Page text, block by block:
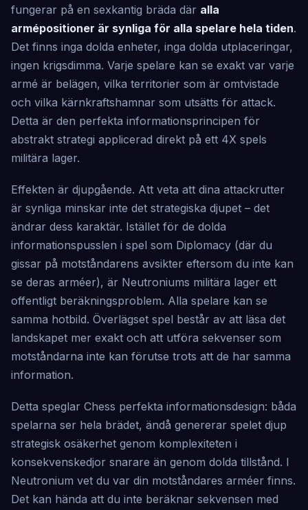
fungerar på en sexkantig bräda där alla
armépositioner är synliga för alla spelare hela tiden.
Det finns inga dolda enheter, inga dolda utplaceringar,
ingen krigsdimma. Varje spelare kan se exakt var varje
armé är belägen, vilka territorier som är omtvistade
och vilka kärnkraftshamnar som utsätts för attack.
Detta är den perfekta informationsprincipen för
abstrakt strategi applicerad direkt på ett 4X spels
militära lager.
Effekten är djupgående. Att veta att dina attackrutter
är synliga minskar inte det strategiska djupet – det
ändrar dess karaktär. Istället för de dolda
informationspusslen i spel som Diplomacy (där du
gissar på motståndarens avsikter eftersom du inte kan
se deras arméer), är Neutroniums militära lager ett
offentligt beräkningsproblem. Alla spelare kan se
samma hotbild. Överlägset spel består av att läsa det
landskapet mer exakt och att utföra sekvenser som
motståndarna inte kan förutse trots att de har samma
information.
Detta speglar Chess perfekta informationsdesign: båda
spelarna ser hela brädet, ändå genererar spelet djup
strategisk osäkerhet genom komplexiteten i
konsekvenskedjor snarare än genom dolda tillstånd. I
Neutronium vet du var din motståndares arméer finns.
Det kan hända att du inte beräknar sekvensen med